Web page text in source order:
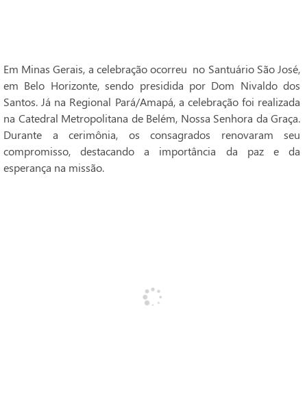
Em Minas Gerais, a celebração ocorreu no Santuário São José,
em Belo Horizonte, sendo presidida por Dom Nivaldo dos
Santos. Já na Regional Pará/Amapá, a celebração foi realizada
na Catedral Metropolitana de Belém, Nossa Senhora da Graça.
Durante a cerimônia, os consagrados renovaram seu
compromisso, destacando a importância da paz e da
esperança na missão.